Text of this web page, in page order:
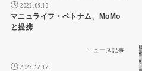
2023.09.13
マニュライフ・ベトナム、MoMo
と提携
ニュース記事
2023.12.12